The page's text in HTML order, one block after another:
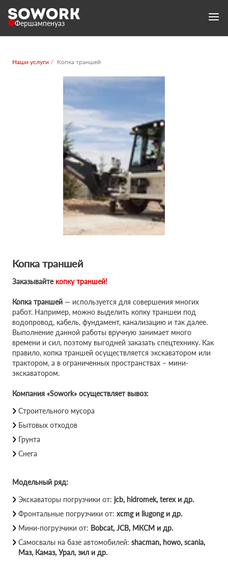
Фершампенуаз
Наши услуги Копка траншей
Копка траншей
Заказывайте копку траншей!
Копка траншей — используется для совершения многих
работ. Например, можно выделить копку траншеи под
водопровод, кабель, фундамент, канализацию и так далее.
Выполнение данной работы вручную занимает много
времени и сил, поэтому выгодней заказать спецтехнику. Как
правило, копка траншей осуществляется экскаватором или
трактором, а в ограниченных пространствах – мини-
экскаватором.
Компания «Sowork» осуществляет вывоз:
Строительного мусора
Бытовых отходов
Грунта
Снега
Модельный ряд:
Экскаваторы погрузчики от: jcb, hidromek, terex и др.
Фронтальные погрузчики от: xcmg и liugong и др.
Мини-погрузчики от: Bobcat, JCB, МКСМ и др.
Самосвалы на базе автомобилей: shacman, howo, scania,
Маз, Камаз, Урал, зил и др.